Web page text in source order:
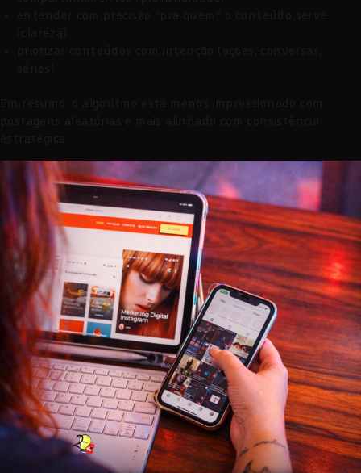
entender com precisão “pra quem” o conteúdo serve
(clareza)
priorizar conteúdos com intenção (ações, conversas,
séries)
Em resumo: o algoritmo está menos impressionado com
postagens aleatórias e mais alinhado com consistência
estratégica.